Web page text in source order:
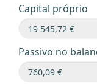
Capital próprio
Passivo no